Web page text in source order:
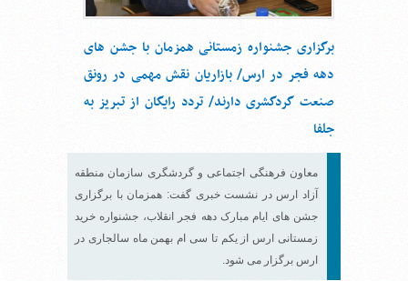
برگزاری جشنواره زمستانی همزمان با جشن های
دهه فجر در ارس/ بازاریان نقش مهمی در رونق
صنعت گردگشری دارند/ تردد رایگان از تبریز به
جلفا
معاون فرهنگی اجتماعی و گردشگری سازمان منطقه
آزاد ارس در نشست خبری گفت: همزمان با برگزاری
جشن های ایام مبارک دهه فجر انقلاب، جشنواره خرید
زمستانی ارس از یکم تا سی ام بهمن ماه سالجاری در
ارس برگزار می شود.